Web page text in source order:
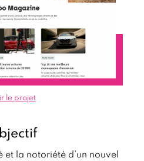
le projet
la notoriété d’un nouvel